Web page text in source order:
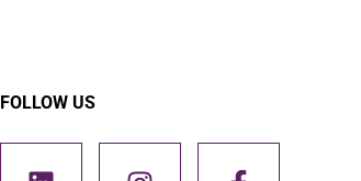
FOLLOW US